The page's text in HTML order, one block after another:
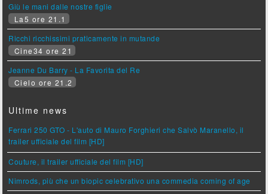
Giù le mani dalle nostre figlie
La5 ore 21.1
Ricchi ricchissimi praticamente in mutande
Cine34 ore 21
Jeanne Du Barry - La Favorita del Re
Cielo ore 21.2
Ultime news
Ferrari 250 GTO - L'auto di Mauro Forghieri che Salvò Maranello, il
trailer ufficiale del film [HD]
Couture, il trailer ufficiale del film [HD]
Nimrods, più che un biopic celebrativo una commedia coming of age